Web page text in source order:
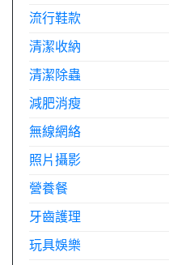
流行鞋款
清潔收納
清潔除蟲
減肥消瘦
無線網絡
照片攝影
營養餐
牙齒護理
玩具娛樂